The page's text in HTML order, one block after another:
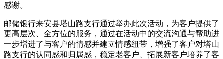
感谢。
邮储银行来安县塔山路支行通过举办此次活动，为客户提供了
更高层次、全方位的服务，通过在活动中的交流沟通与帮助进
一步增进了与客户的情感并建立情感纽带，增强了客户对塔山
路支行的认同感和归属感，稳定老客户、拓展新客户培养了客